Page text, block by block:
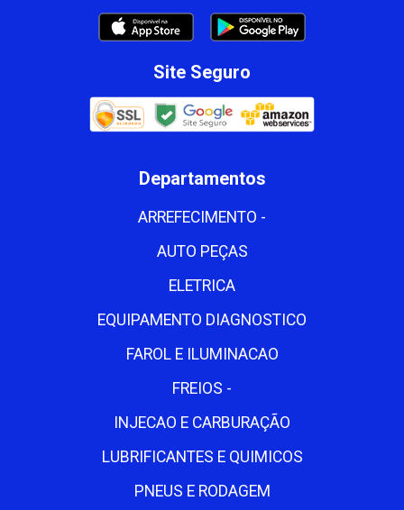
Site Seguro
Departamentos
ARREFECIMENTO -
AUTO PEÇAS
ELETRICA
EQUIPAMENTO DIAGNOSTICO
FAROL E ILUMINACAO
FREIOS -
INJECAO E CARBURAÇÃO
LUBRIFICANTES E QUIMICOS
PNEUS E RODAGEM